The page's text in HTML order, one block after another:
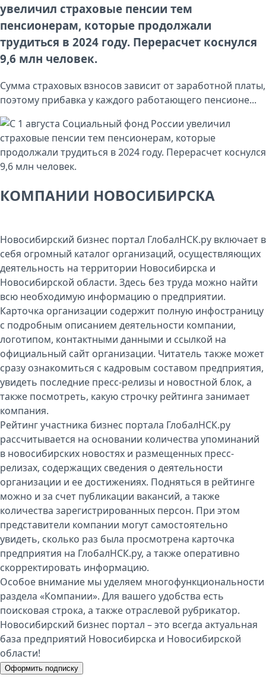
увеличил страховые пенсии тем
пенсионерам, которые продолжали
трудиться в 2024 году. Перерасчет коснулся
9,6 млн человек.
Сумма страховых взносов зависит от заработной платы,
поэтому прибавка у каждого работающего пенсионе...
КОМПАНИИ НОВОСИБИРСКА
Новосибирский бизнес портал ГлобалНСК.ру включает в
себя огромный каталог организаций, осуществляющих
деятельность на территории Новосибирска и
Новосибирской области. Здесь без труда можно найти
всю необходимую информацию о предприятии.
Карточка организации содержит полную инфостраницу
с подробным описанием деятельности компании,
логотипом, контактными данными и ссылкой на
официальный сайт организации. Читатель также может
сразу ознакомиться с кадровым составом предприятия,
увидеть последние пресс-релизы и новостной блок, а
также посмотреть, какую строчку рейтинга занимает
компания.
Рейтинг участника бизнес портала ГлобалНСК.ру
рассчитывается на основании количества упоминаний
в новосибирских новостях и размещенных пресс-
релизах, содержащих сведения о деятельности
организации и ее достижениях. Подняться в рейтинге
можно и за счет публикации вакансий, а также
количества зарегистрированных персон. При этом
представители компании могут самостоятельно
увидеть, сколько раз была просмотрена карточка
предприятия на ГлобалНСК.ру, а также оперативно
скорректировать информацию.
Особое внимание мы уделяем многофункциональности
раздела «Компании». Для вашего удобства есть
поисковая строка, а также отраслевой рубрикатор.
Новосибирский бизнес портал – это всегда актуальная
база предприятий Новосибирска и Новосибирской
области!
Оформить подписку